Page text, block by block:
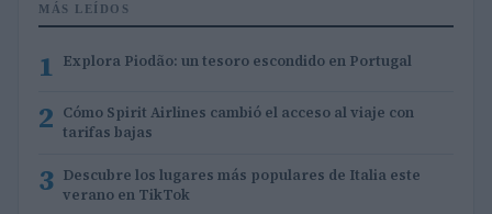
MÁS LEÍDOS
1 Explora Piodão: un tesoro escondido en Portugal
2 Cómo Spirit Airlines cambió el acceso al viaje con
tarifas bajas
3 Descubre los lugares más populares de Italia este
verano en TikTok